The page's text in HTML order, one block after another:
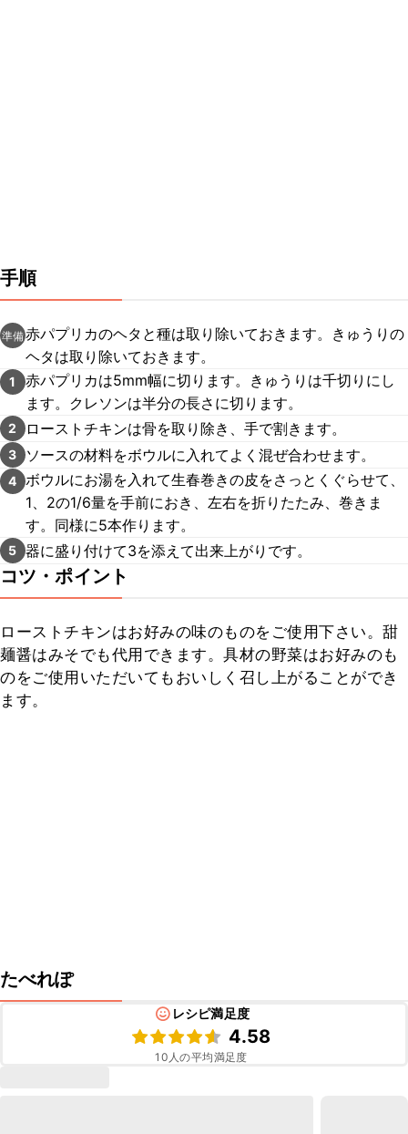
手順
準備赤パプリカのヘタと種は取り除いておきます。きゅうりの
ヘタは取り除いておきます。
1
赤パプリカは5mm幅に切ります。きゅうりは千切りにし
ます。クレソンは半分の長さに切ります。
2 ローストチキンは骨を取り除き、手で割きます。
3 ソースの材料をボウルに入れてよく混ぜ合わせます。
4 ボウルにお湯を入れて生春巻きの皮をさっとくぐらせて、
1、2の1/6量を手前におき、左右を折りたたみ、巻きま
す。同様に5本作ります。
5 器に盛り付けて3を添えて出来上がりです。
コツ・ポイント
ローストチキンはお好みの味のものをご使用下さい。甜
麺醤はみそでも代用できます。具材の野菜はお好みのも
のをご使用いただいてもおいしく召し上がることができ
ます。
たべれぽ
レシピ満足度
4.58
10 人の平均満足度